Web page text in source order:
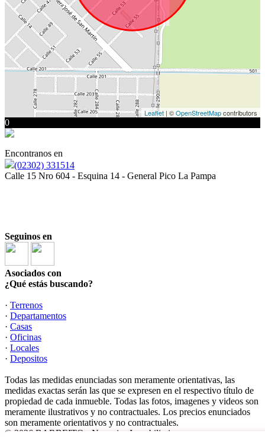
Leaflet | ©OpenStreetMapcontributors
0
Encontranos en
(02302) 331514
Calle 15 Nro 604 - Esquina 14 - General Pico La Pampa
Seguinos en
Asociados con
¿Qué estás buscando?
· Terrenos
· Departamentos
· Casas
· Oficinas
· Locales
· Depositos
Todas las medidas enunciadas son meramente orientativas, las
medidas exactas serán las que se expresen en el respectivo título de
propiedad de cada inmueble. Todas las fotos, imagenes y videos son
meramente ilustrativos y no contractuales. Los precios enunciados
son meramente orientativos y no contractuales.
© 2026 BARBEITO - Negocios Inmobiliarios.